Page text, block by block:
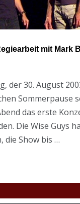
mit Mark
der 30. August
Sommerpause
das erste
Die Wise Guys
die Show bis …